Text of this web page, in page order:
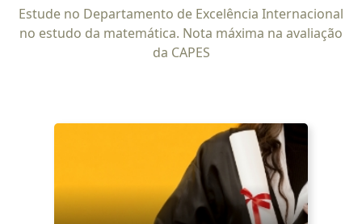
Estude no Departamento de Excelência Internacional
no estudo da matemática. Nota máxima na avaliação
da CAPES